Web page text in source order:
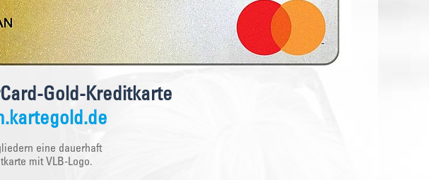
Gold-Kreditkarte
eine dauerhaft
mit VLB-Logo.